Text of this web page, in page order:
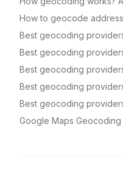
How to geocode
Best geocoding
Best geocoding
Best geocoding
Best geocoding
Best geocoding
Google Maps Geocoding